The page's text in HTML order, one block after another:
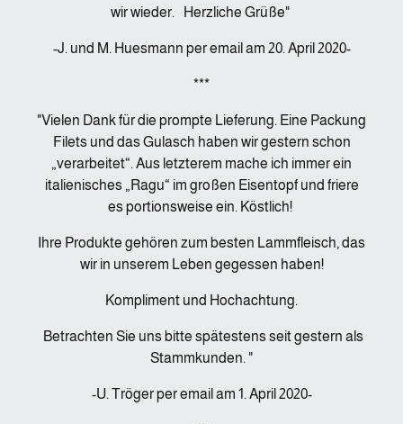
wir wieder. Herzliche Grüße"
-J. und M. Huesmann per email am 20. April 2020-
***
"Vielen Dank für die prompte Lieferung. Eine Packung
Filets und das Gulasch haben wir gestern schon
„verarbeitet“. Aus letzterem mache ich immer ein
italienisches „Ragu“ im großen Eisentopf und friere
es portionsweise ein. Köstlich!
Ihre Produkte gehören zum besten Lammfleisch, das
wir in unserem Leben gegessen haben!
Kompliment und Hochachtung.
Betrachten Sie uns bitte spätestens seit gestern als
Stammkunden. "
-U. Tröger per email am 1. April 2020-